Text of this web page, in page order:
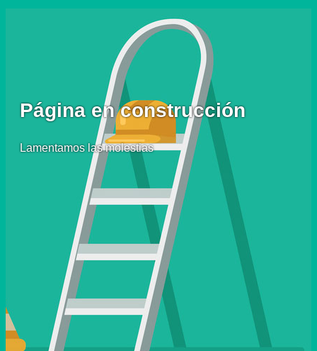
Página en construcción
Lamentamos las molestias